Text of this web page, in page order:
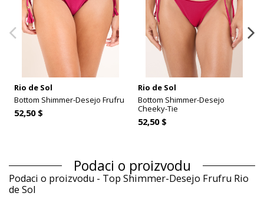
Rio de Sol
Bottom Shimmer-Desejo Frufru
52,50 $
Rio de Sol
Bottom Shimmer-Desejo
Cheeky-Tie
52,50 $
Podaci o proizvodu
Podaci o proizvodu - Top Shimmer-Desejo Frufru Rio
de Sol